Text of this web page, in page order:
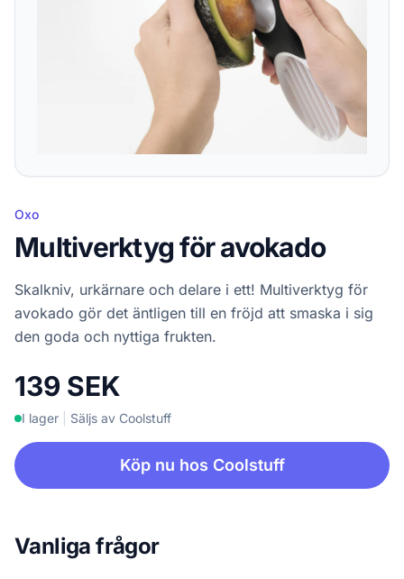
Oxo
Multiverktyg för avokado
Skalkniv, urkärnare och delare i ett! Multiverktyg för
avokado gör det äntligen till en fröjd att smaska i sig
den goda och nyttiga frukten.
139 SEK
I lager Säljs av Coolstuff
Köp nu hos Coolstuff
Vanliga frågor